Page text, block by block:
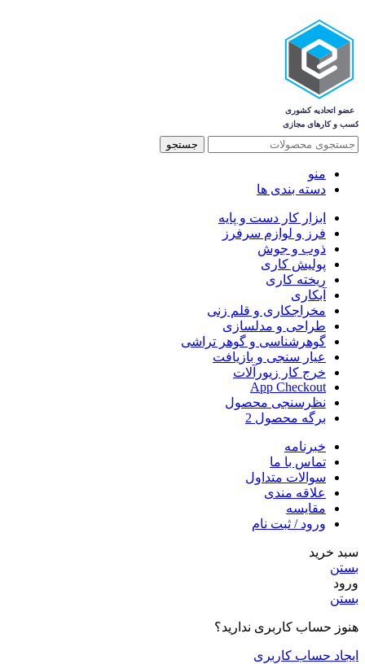
جستجو
منو
دسته بندی ها
ابزار کار دست و پایه
فرز و لوازم سرفرز
ذوب و جوش
پولیش کاری
ریخته کاری
آبکاری
مخراجکاری و قلم زنی
طراحی و مدلسازی
گوهرشناسی و گوهر تراشی
عیار سنجی و بازیافت
خرج کار زیورآلات
App Checkout
نظرسنجی محصول
برگه محصول 2
خبرنامه
تماس با ما
سوالات متداول
علاقه مندی
مقایسه
ورود / ثبت نام
سبد خرید
بستن
ورود
بستن
هنوز حساب کاربری ندارید؟
ایجاد حساب کاربری